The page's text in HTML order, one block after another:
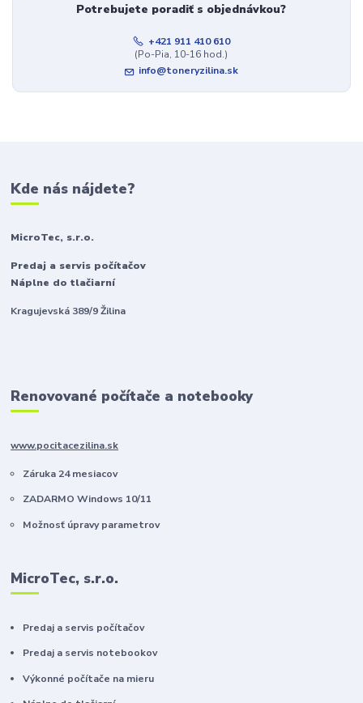
Potrebujete poradiť s objednávkou?
+421 911 410 610
(Po-Pia, 10-16 hod.)
info@toneryzilina.sk
Kde nás nájdete?
MicroTec, s.r.o.
Predaj a servis počítačov
Náplne do tlačiarní
Kragujevská 389/9 Žilina
Renovované počítače a notebooky
www.pocitacezilina.sk
Záruka 24 mesiacov
ZADARMO Windows 10/11
Možnosť úpravy parametrov
MicroTec, s.r.o.
Predaj a servis počítačov
Predaj a servis notebookov
Výkonné počítače na mieru